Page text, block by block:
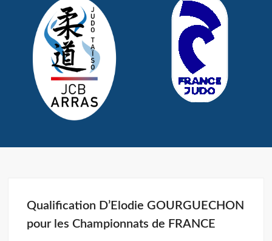
Qualification D’Elodie GOURGUECHON
pour les Championnats de FRANCE